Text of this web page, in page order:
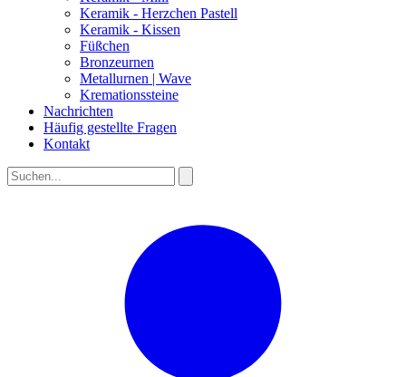
Keramik - Herzchen Pastell
Keramik - Kissen
Füßchen
Bronzeurnen
Metallurnen | Wave
Kremationssteine
Nachrichten
Häufig gestellte Fragen
Kontakt